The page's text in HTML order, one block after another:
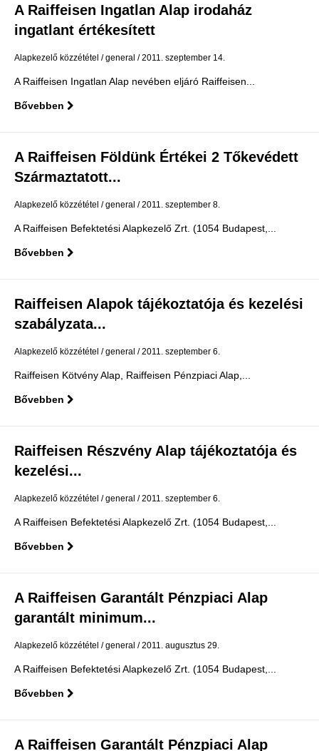
A Raiffeisen Ingatlan Alap irodaház
ingatlant értékesített
Alapkezelő közzététel general 2011. szeptember 14.
A Raiffeisen Ingatlan Alap nevében eljáró Raiffeisen...
Bővebben
A Raiffeisen Földünk Értékei 2 Tőkevédett
Származtatott...
Alapkezelő közzététel general 2011. szeptember 8.
A Raiffeisen Befektetési Alapkezelő Zrt. (1054 Budapest,...
Bővebben
Raiffeisen Alapok tájékoztatója és kezelési
szabályzata...
Alapkezelő közzététel general 2011. szeptember 6.
Raiffeisen Kötvény Alap, Raiffeisen Pénzpiaci Alap,...
Bővebben
Raiffeisen Részvény Alap tájékoztatója és
kezelési...
Alapkezelő közzététel general 2011. szeptember 6.
A Raiffeisen Befektetési Alapkezelő Zrt. (1054 Budapest,...
Bővebben
A Raiffeisen Garantált Pénzpiaci Alap
garantált minimum...
Alapkezelő közzététel general 2011. augusztus 29.
A Raiffeisen Befektetési Alapkezelő Zrt. (1054 Budapest,...
Bővebben
A Raiffeisen Garantált Pénzpiaci Alap